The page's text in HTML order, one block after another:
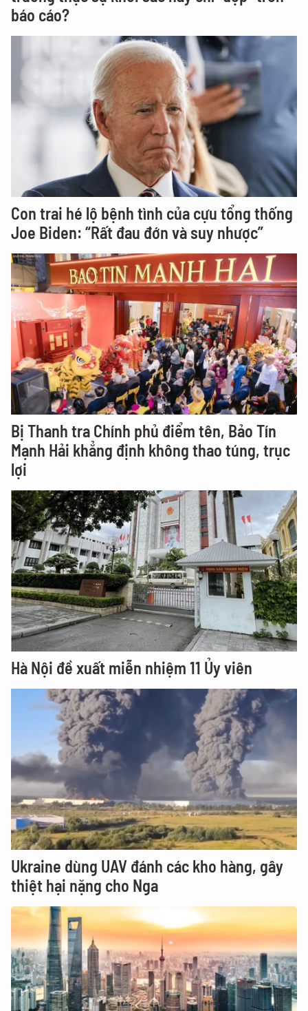
báo cáo?
Con trai hé lộ bệnh tình của cựu tổng thống
Joe Biden: “Rất đau đớn và suy nhược”
Bị Thanh tra Chính phủ điểm tên, Bảo Tín
Mạnh Hải khẳng định không thao túng, trục
lợi
Hà Nội đề xuất miễn nhiệm 11 Ủy viên
Ukraine dùng UAV đánh các kho hàng, gây
thiệt hại nặng cho Nga